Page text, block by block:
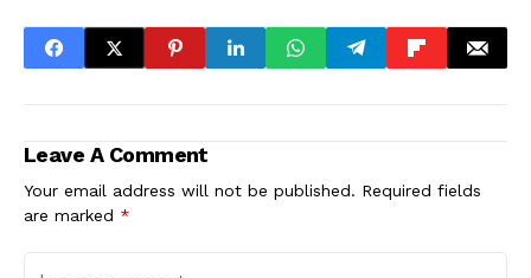
Leave A Comment
Your email address will not be published. Required fields
are marked *